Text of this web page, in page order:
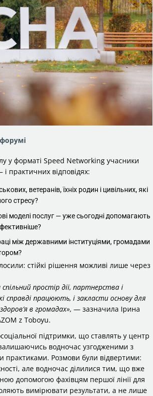
у форматі Speed Networking учасники
практичних відповідях:
ветеранів, їхніх родин і цивільних, які
стресу?
моделі послуг — уже сьогодні допомагають
між державними інституціями, громадами
стійкі рішення можливі лише через
простір дії, партнерства і
справді працюють, і закласти основу для
в громадах», — зазначила Ірина
z Toboyu.
підтримки, що ставлять у центр
водночас узгодженими з
Розмови були відвертими:
але водночас ділилися тим, що вже
допомогою фахівцям першої лінії для
вимірювати результати, а не лише